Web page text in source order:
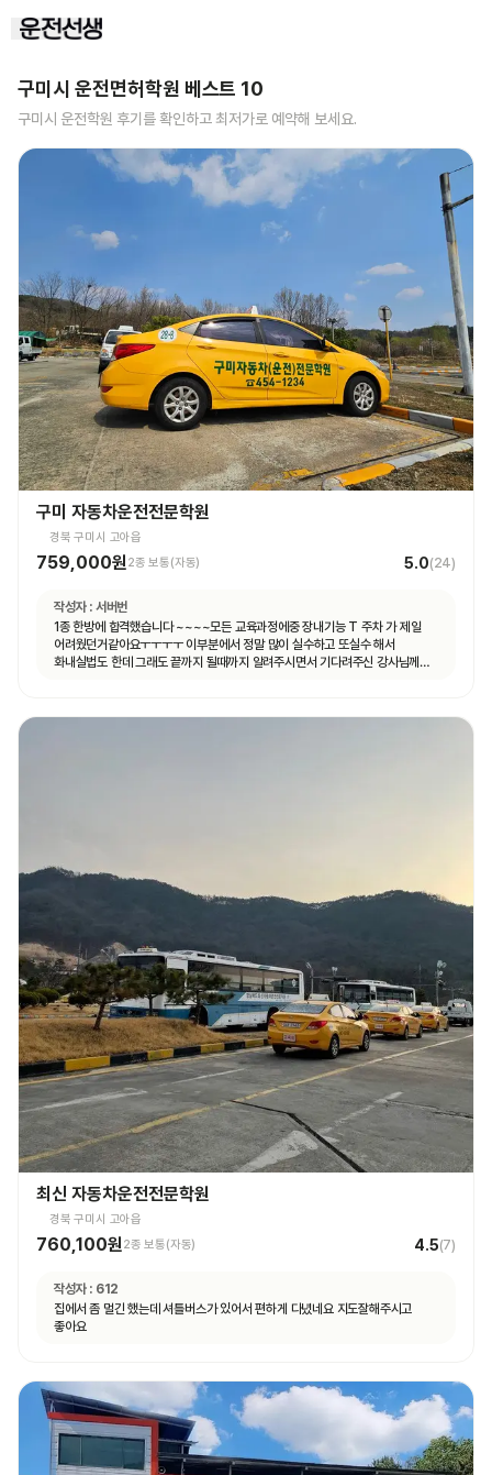
구미시 운전면허학원 베스트 10
구미시 운전학원 후기를 확인하고 최저가로 예약해 보세요.
구미 자동차운전전문학원
경북 구미시 고아읍
759,000원 2종 보통(자동) 5.0(24)
작성자 : 서버번
1종 한방에 합격했습니다 ~~~~모든 교육과정에중 장내기능 T 주차 가 제일
어려웠던거같아요ㅜㅜㅜㅜ 이부분에서 정말 많이 실수하고 또실수 해서
화내실법도 한데 그래도 끝까지 될때까지 알려주시면서 기다려주신 강사님께
최신 자동차운전전문학원
경북 구미시 고아읍
760,100원 2종 보통(자동) 4.5(7)
작성자 : 612
집에서 좀 멀긴 했는데 셔틀버스가 있어서 편하게 다녔네요 지도잘해주시고
좋아요